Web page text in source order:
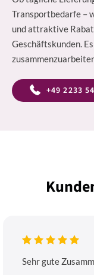
Transportbedarfe –
und attraktive
Geschäftskunden.
+49 2233
Sehr gute